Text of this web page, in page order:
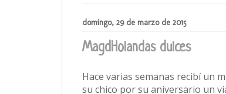
domingo, 29 de marzo de 2015
MagdHolandas dulces
Hace varias semanas recibí un
su chico por su aniversario un